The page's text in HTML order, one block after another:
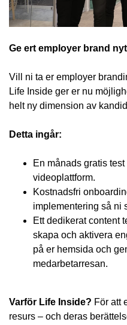
Ge ert employer brand
Vill ni ta er employer
Life Inside ger er nu
helt ny dimension av
Detta ingår:
En månads gratis
videoplattform.
Kostnadsfri
implementering så ni
Ett dedikerat content
skapa och aktivera
på er hemsida och
medarbetarresan.
Varför Life Inside? För att
resurs – och deras